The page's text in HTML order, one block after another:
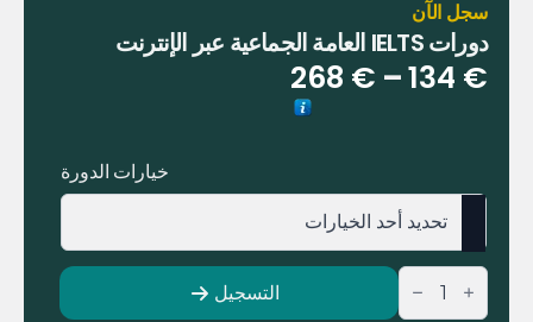
سجل الآن
دورات IELTS العامة الجماعية عبر الإنترنت
134 €
–
268 €
نطاق
⁦134 €⁩
⁦268 €⁩
خيارات الدورة
كمية
Online
Group
التسجيل